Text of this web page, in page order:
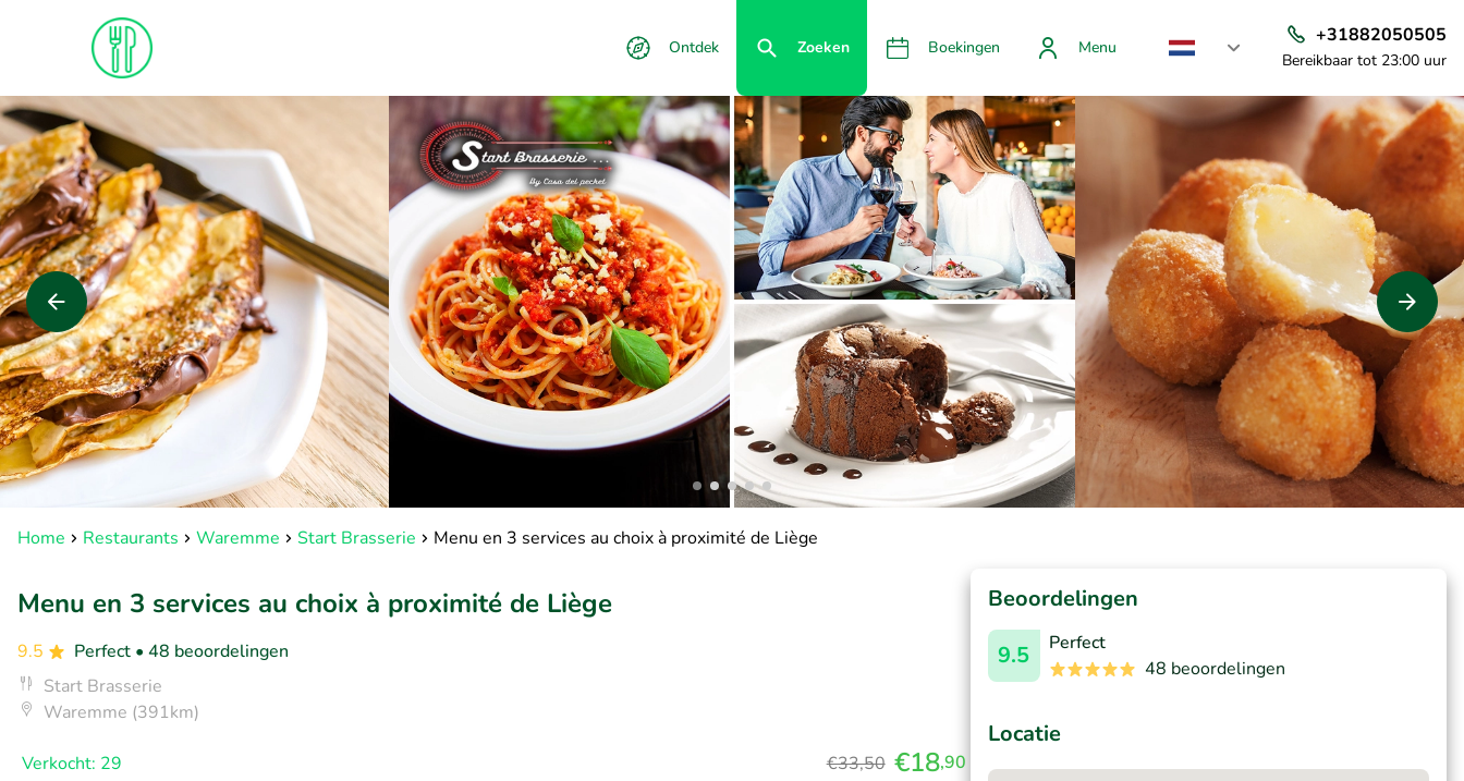
Ontdek Zoeken Boekingen Menu
+31882050505
Bereikbaar tot 23:00 uur
Home Restaurants Waremme Start Brasserie Menu en 3 services au choix à proximité de Liège
Menu en 3 services au choix à proximité de Liège
9.5 Perfect • 48 beoordelingen
Start Brasserie
Waremme (391km)
Verkocht: 29 €33,50 €18,90
Beoordelingen
9.5
Perfect
48 beoordelingen
Locatie